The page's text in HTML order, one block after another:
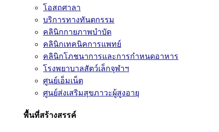
โอสถศาลา
บริการทางทันตกรรม
คลินิกกายภาพบำบัด
คลินิกเทคนิคการแพทย์
คลินิกโภชนาการและการกำหนดอาหาร
โรงพยาบาลสัตว์เล็กจุฬาฯ
ศูนย์เอ็มเน็ต
ศูนย์ส่งเสริมสุขภาวะผู้สูงอายุ
พื้นที่สร้างสรรค์